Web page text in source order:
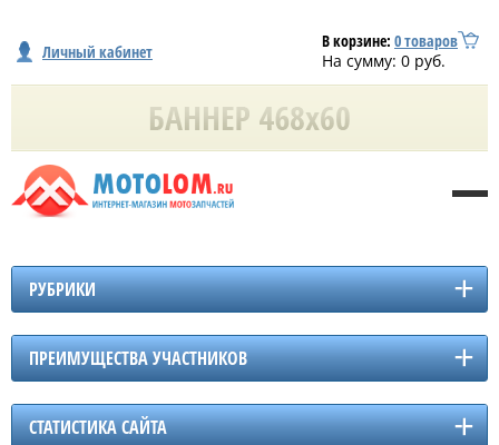
Личный кабинет В корзине: 0товаров
На сумму: 0 руб.
РУБРИКИ
ПРЕИМУЩЕСТВА УЧАСТНИКОВ
СТАТИСТИКА САЙТА